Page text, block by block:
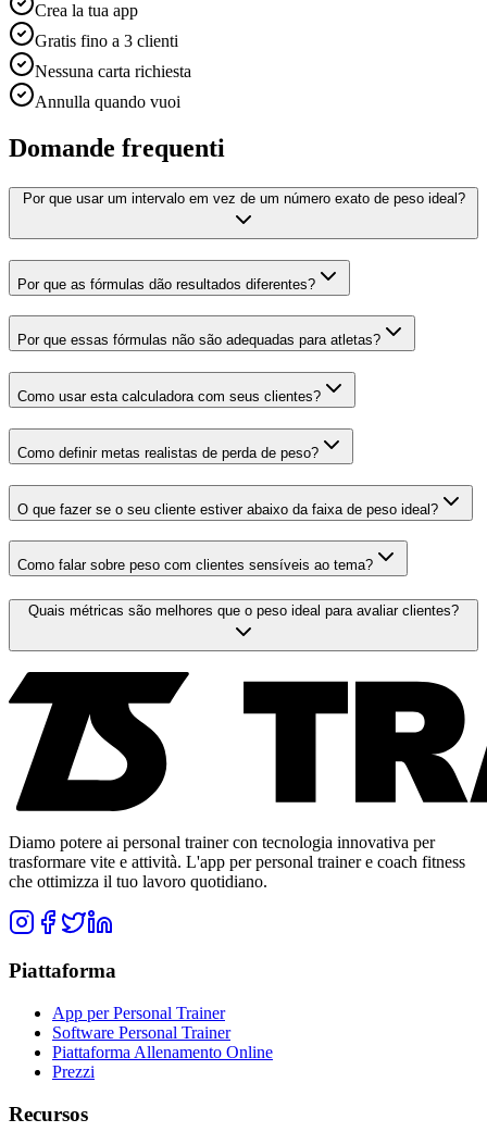
Crea la tua app
Gratis fino a 3 clienti
Nessuna carta richiesta
Annulla quando vuoi
Domande frequenti
Por que usar um intervalo em vez de um número exato de peso ideal?
Por que as fórmulas dão resultados diferentes?
Por que essas fórmulas não são adequadas para atletas?
Como usar esta calculadora com seus clientes?
Como definir metas realistas de perda de peso?
O que fazer se o seu cliente estiver abaixo da faixa de peso ideal?
Como falar sobre peso com clientes sensíveis ao tema?
Quais métricas são melhores que o peso ideal para avaliar clientes?
Diamo potere ai personal trainer con tecnologia innovativa per
trasformare vite e attività. L'app per personal trainer e coach fitness
che ottimizza il tuo lavoro quotidiano.
Piattaforma
App per Personal Trainer
Software Personal Trainer
Piattaforma Allenamento Online
Prezzi
Recursos